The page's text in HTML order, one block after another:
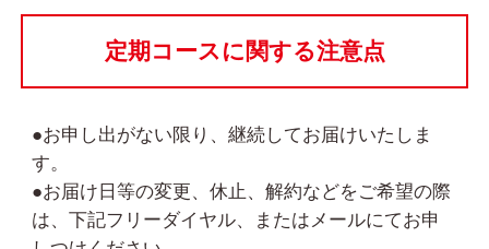
定期コースに関する注意点
●お申し出がない限り、継続してお届けいたしま
す。
●お届け日等の変更、休止、解約などをご希望の際
は、下記フリーダイヤル、またはメールにてお申